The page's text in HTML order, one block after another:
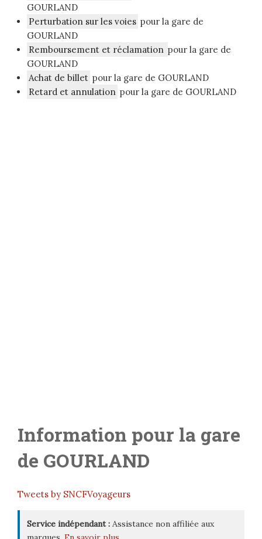
GOURLAND
Perturbation sur les voies pour la gare de
GOURLAND
Remboursement et réclamation pour la gare de
GOURLAND
Achat de billet pour la gare de GOURLAND
Retard et annulation pour la gare de GOURLAND
Information pour la gare
de GOURLAND
Tweets by SNCFVoyageurs
Service indépendant : Assistance non affiliée aux